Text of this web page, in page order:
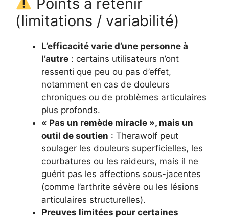
(limitations / variabilité)
L’efficacité varie d’une personne à
l’autre : certains utilisateurs n’ont
ressenti que peu ou pas d’effet,
notamment en cas de douleurs
chroniques ou de problèmes articulaires
plus profonds.
« Pas un remède miracle », mais un
outil de soutien : Therawolf peut
soulager les douleurs superficielles, les
courbatures ou les raideurs, mais il ne
guérit pas les affections sous-jacentes
(comme l’arthrite sévère ou les lésions
articulaires structurelles).
Preuves limitées pour certaines